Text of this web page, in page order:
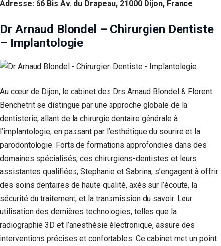
Adresse: 66 Bis Av. du Drapeau, 21000 Dijon, France
Dr Arnaud Blondel – Chirurgien Dentiste
– Implantologie
Au cœur de Dijon, le cabinet des Drs Arnaud Blondel & Florent
Benchetrit se distingue par une approche globale de la
dentisterie, allant de la chirurgie dentaire générale à
l’implantologie, en passant par l’esthétique du sourire et la
parodontologie. Forts de formations approfondies dans des
domaines spécialisés, ces chirurgiens-dentistes et leurs
assistantes qualifiées, Stephanie et Sabrina, s’engagent à offrir
des soins dentaires de haute qualité, axés sur l’écoute, la
sécurité du traitement, et la transmission du savoir. Leur
utilisation des dernières technologies, telles que la
radiographie 3D et l’anesthésie électronique, assure des
interventions précises et confortables. Ce cabinet met un point
Nécessaire
Ces cookies ne
sont pas
facultatifs. Ils
sont
nécessaires au
fonctionnement
Statistiques